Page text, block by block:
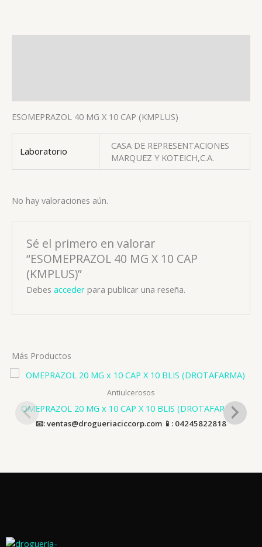
ESOMEPRAZOL 40 MG X 10 CAP (KMPLUS)
Laboratorio
CASA DE REPRESENTACIONES
MARQUEZ Y KOTEICH,C.A.
No hay valoraciones aún.
Sé el primero en valorar
“ESOMEPRAZOL 40 MG X 10 CAP
(KMPLUS)”
Debesacceder para publicar una reseña.
Más Productos
Antiulcerosos
OMEPRAZOL 20 MG x 10 CAP X 10 BLIS (DROTAFARMA)
📧: ventas@drogueriaciccorp.com 📱: 04245822818